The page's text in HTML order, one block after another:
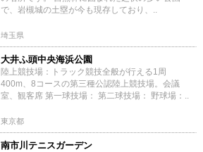
で、岩槻城の土塁が今も現存しており、..
埼玉県
大井ふ頭中央海浜公園
陸上競技場：トラック競技全般が行える1周
400m、8コースの第三種公認陸上競技場。会議
室、観客席 第一球技場： 第二球技場： 野球場：..
東京都
南市川テニスガーデン